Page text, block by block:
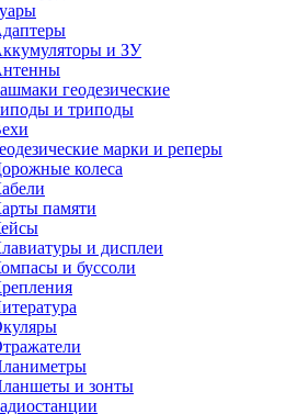
и ЗУ
геодезические
и триподы
марки и реперы
колеса
памяти
и дисплеи
и буссоли
и зонты